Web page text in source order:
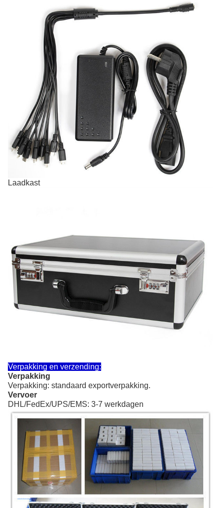
Laadkast
Verpakking en verzending:
Verpakking
Verpakking: standaard exportverpakking.
Vervoer
DHL/FedEx/UPS/EMS: 3-7 werkdagen